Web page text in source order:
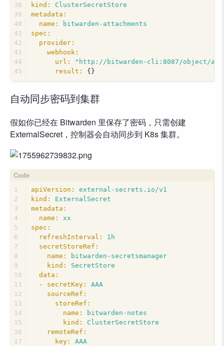
38
39
40
41
42
43
44
45
kind:
ClusterSecretStore
metadata:
name:
bitwarden-attachments
spec:
provider:
webhook:
url:
"http://bitwarden-cli:8087/object/
result:
{}
自动同步密码到集群
假如你已经在 Bitwarden 里保存了密码，只需创建
ExternalSecret，控制器会自动同步到 K8s 集群。
1
2
3
4
5
6
7
8
9
10
11
12
13
14
15
16
17
apiVersion:
external-secrets.io/v1
kind:
ExternalSecret
metadata:
name:
xx
spec:
refreshInterval:
1h
secretStoreRef:
name:
bitwarden-secretsmanager
kind:
SecretStore
data:
-
secretKey:
AAA
sourceRef:
storeRef:
name:
bitwarden-notes
kind:
ClusterSecretStore
remoteRef:
key:
AAA